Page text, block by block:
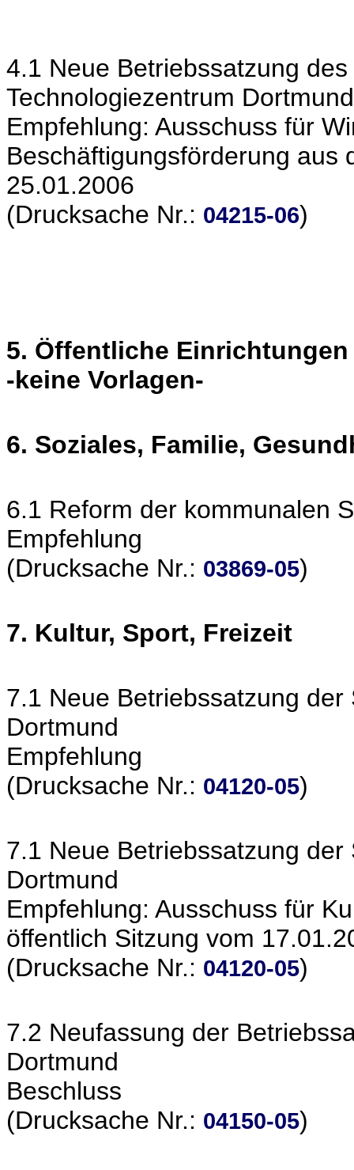
4.1 Neue Betriebssatzung
Technologiezentrum
Empfehlung: Ausschuss für
Beschäftigungsförderung aus
25.01.2006
(Drucksache Nr.: 04215-06)
5. Öffentliche Einrichtungen
-keine Vorlagen-
6. Soziales, Familie,
6.1 Reform der kommunalen
Empfehlung
(Drucksache Nr.: 03869-05)
7. Kultur, Sport, Freizeit
7.1 Neue Betriebssatzung
Dortmund
Empfehlung
(Drucksache Nr.: 04120-05)
7.1 Neue Betriebssatzung
Dortmund
Empfehlung: Ausschuss für
öffentlich Sitzung vom
(Drucksache Nr.: 04120-05)
7.2 Neufassung der
Dortmund
Beschluss
(Drucksache Nr.: 04150-05)